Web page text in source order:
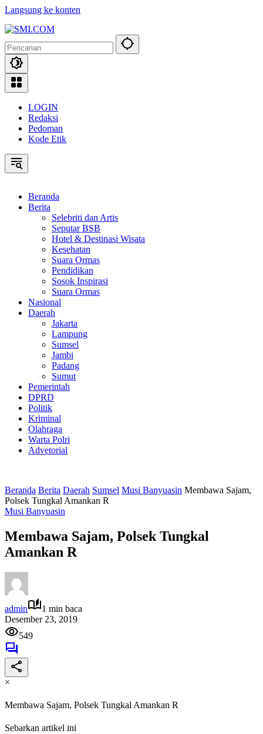
Langsung ke konten
LOGIN
Redaksi
Pedoman
Kode Etik
Beranda
Berita
Selebriti dan Artis
Seputar BSB
Hotel & Destinasi Wisata
Kesehatan
Suara Ormas
Pendidikan
Sosok Inspirasi
Suara Ormas
Nasional
Daerah
Jakarta
Lampung
Sumsel
Jambi
Padang
Sumut
Pemerintah
DPRD
Politik
Kriminal
Olahraga
Warta Polri
Advetorial
Beranda Berita Daerah Sumsel Musi Banyuasin Membawa Sajam,
Polsek Tungkal Amankan R
Musi Banyuasin
Membawa Sajam, Polsek Tungkal
Amankan R
admin
1 min baca
Desember 23, 2019
549
×
Membawa Sajam, Polsek Tungkal Amankan R
Sebarkan artikel ini